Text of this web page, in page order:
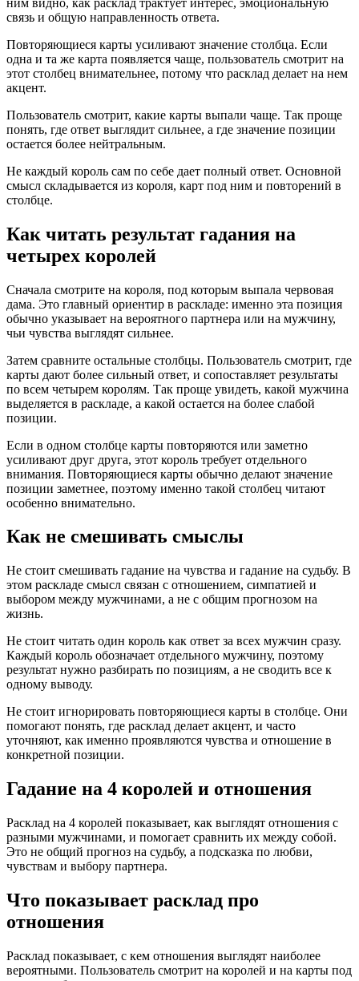
связь и общую направленность ответа.
Повторяющиеся карты усиливают значение столбца. Если
одна и та же карта появляется чаще, пользователь смотрит на
этот столбец внимательнее, потому что расклад делает на нем
акцент.
Пользователь смотрит, какие карты выпали чаще. Так проще
понять, где ответ выглядит сильнее, а где значение позиции
остается более нейтральным.
Не каждый король сам по себе дает полный ответ. Основной
смысл складывается из короля, карт под ним и повторений в
столбце.
Как читать результат гадания на
четырех королей
Сначала смотрите на короля, под которым выпала червовая
дама. Это главный ориентир в раскладе: именно эта позиция
обычно указывает на вероятного партнера или на мужчину,
чьи чувства выглядят сильнее.
Затем сравните остальные столбцы. Пользователь смотрит, где
карты дают более сильный ответ, и сопоставляет результаты
по всем четырем королям. Так проще увидеть, какой мужчина
выделяется в раскладе, а какой остается на более слабой
позиции.
Если в одном столбце карты повторяются или заметно
усиливают друг друга, этот король требует отдельного
внимания. Повторяющиеся карты обычно делают значение
позиции заметнее, поэтому именно такой столбец читают
особенно внимательно.
Как не смешивать смыслы
Не стоит смешивать гадание на чувства и гадание на судьбу. В
этом раскладе смысл связан с отношением, симпатией и
выбором между мужчинами, а не с общим прогнозом на
жизнь.
Не стоит читать один король как ответ за всех мужчин сразу.
Каждый король обозначает отдельного мужчину, поэтому
результат нужно разбирать по позициям, а не сводить все к
одному выводу.
Не стоит игнорировать повторяющиеся карты в столбце. Они
помогают понять, где расклад делает акцент, и часто
уточняют, как именно проявляются чувства и отношение в
конкретной позиции.
Гадание на 4 королей и отношения
Расклад на 4 королей показывает, как выглядят отношения с
разными мужчинами, и помогает сравнить их между собой.
Это не общий прогноз на судьбу, а подсказка по любви,
чувствам и выбору партнера.
Что показывает расклад про
отношения
Расклад показывает, с кем отношения выглядят наиболее
вероятными. Пользователь смотрит на королей и на карты под